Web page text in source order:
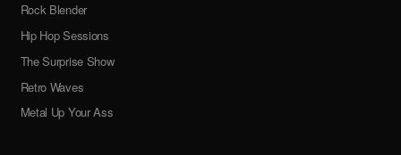
Rock Blender
Hip Hop Sessions
The Surprise Show
Retro Waves
Metal Up Your Ass